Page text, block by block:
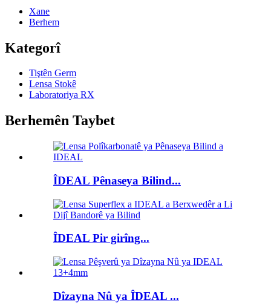
Xane
Berhem
Kategorî
Tiştên Germ
Lensa Stokê
Laboratoriya RX
Berhemên Taybet
ÎDEAL Pênaseya Bilind...
ÎDEAL Pir girîng...
Dîzayna Nû ya ÎDEAL ...